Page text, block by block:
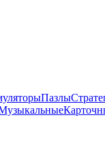
Пазлы